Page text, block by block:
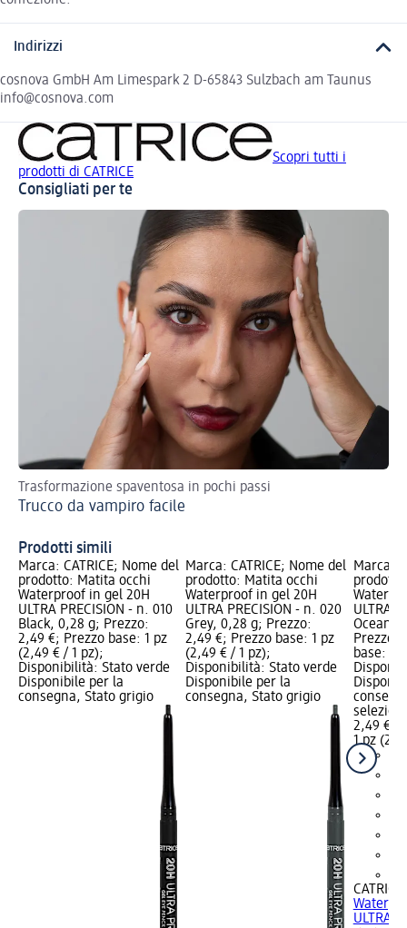
Indirizzi
cosnova GmbH Am Limespark 2 D-65843 Sulzbach am Taunus
info@cosnova.com
Scopri tutti i
prodotti di CATRICE
Consigliati per te
Trasformazione spaventosa in pochi passi
Trucco da vampiro facile
Prodotti simili
Marca: CATRICE; Nome del
prodotto: Matita occhi
Waterproof in gel 20H
ULTRA PRECISION - n. 010
Black, 0,28 g; Prezzo:
2,49 €; Prezzo base: 1 pz
(2,49 € / 1 pz);
Disponibilità: Stato verde
Disponibile per la
consegna, Stato grigio
Marca: CATRICE; Nome del
prodotto: Matita occhi
Waterproof in gel 20H
ULTRA PRECISION - n. 020
Grey, 0,28 g; Prezzo:
2,49 €; Prezzo base: 1 pz
(2,49 € / 1 pz);
Disponibilità: Stato verde
Disponibile per la
consegna, Stato grigio
Marca:
ULTRA
Ocean
Prezzo:
base: 1
2,49 €
1 pz
CATRICE